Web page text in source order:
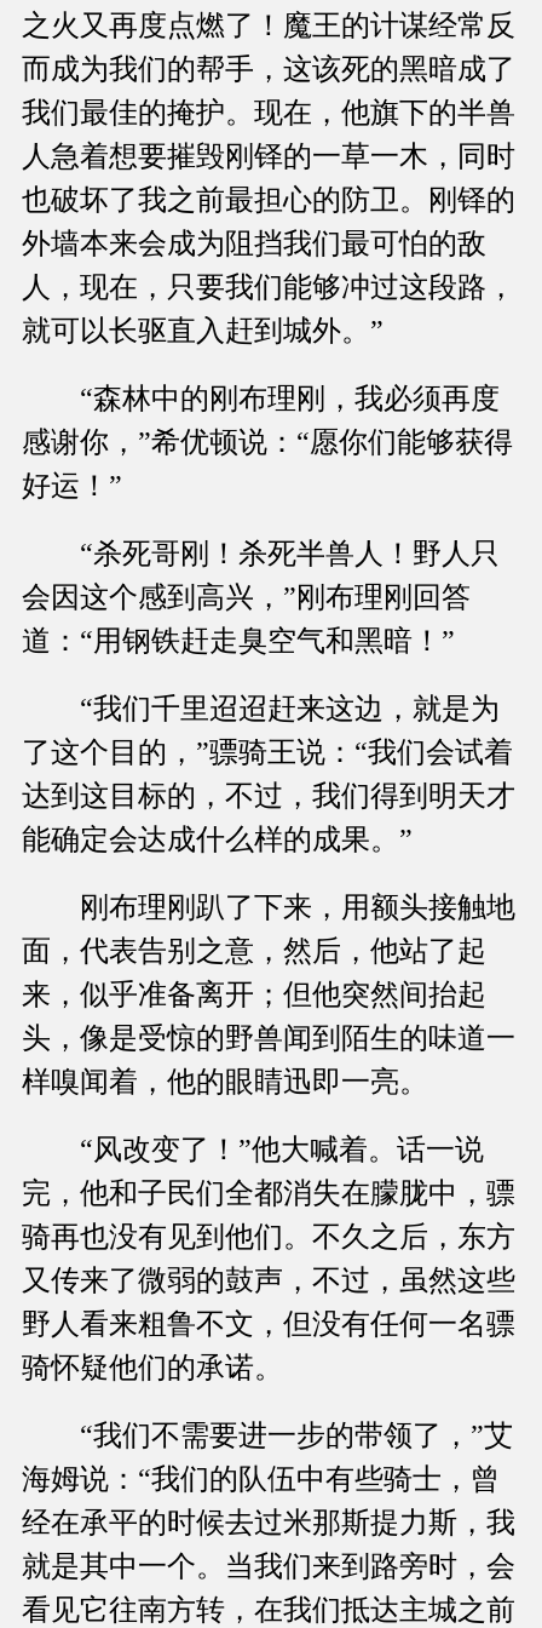
之火又再度点燃了！魔王的计谋经常反
而成为我们的帮手，这该死的黑暗成了
我们最佳的掩护。现在，他旗下的半兽
人急着想要摧毁刚铎的一草一木，同时
也破坏了我之前最担心的防卫。刚铎的
外墙本来会成为阻挡我们最可怕的敌
人，现在，只要我们能够冲过这段路，
就可以长驱直入赶到城外。”
“森林中的刚布理刚，我必须再度
感谢你，”希优顿说：“愿你们能够获得
好运！”
“杀死哥刚！杀死半兽人！野人只
会因这个感到高兴，”刚布理刚回答
道：“用钢铁赶走臭空气和黑暗！”
“我们千里迢迢赶来这边，就是为
了这个目的，”骠骑王说：“我们会试着
达到这目标的，不过，我们得到明天才
能确定会达成什么样的成果。”
刚布理刚趴了下来，用额头接触地
面，代表告别之意，然后，他站了起
来，似乎准备离开；但他突然间抬起
头，像是受惊的野兽闻到陌生的味道一
样嗅闻着，他的眼睛迅即一亮。
“风改变了！”他大喊着。话一说
完，他和子民们全都消失在朦胧中，骠
骑再也没有见到他们。不久之后，东方
又传来了微弱的鼓声，不过，虽然这些
野人看来粗鲁不文，但没有任何一名骠
骑怀疑他们的承诺。
“我们不需要进一步的带领了，”艾
海姆说：“我们的队伍中有些骑士，曾
经在承平的时候去过米那斯提力斯，我
就是其中一个。当我们来到路旁时，会
看见它往南方转，在我们抵达主城之前